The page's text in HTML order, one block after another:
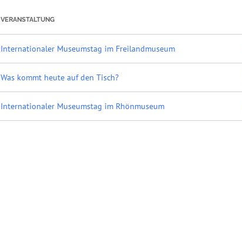
VERANSTALTUNG
Internationaler Museumstag im Freilandmuseum
Was kommt heute auf den Tisch?
Internationaler Museumstag im Rhönmuseum